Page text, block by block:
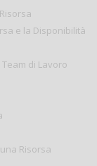
e la Disponibilità
di Lavoro
Risorsa